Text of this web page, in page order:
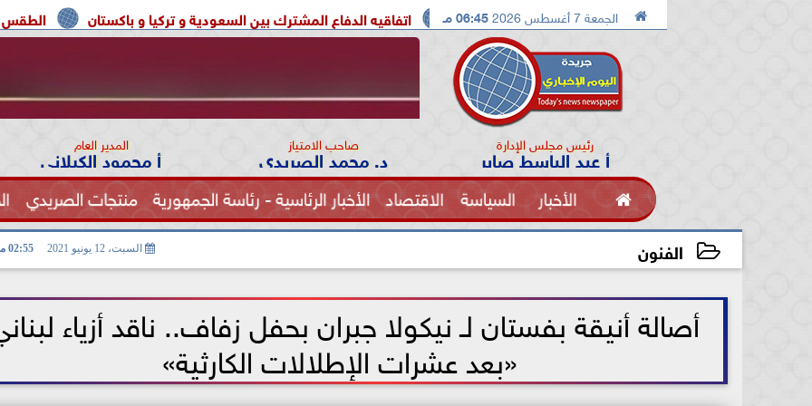
 الجمعة 7 أغسطس 2026 06:45 مـ الطقس اليوم شديد الحرارة اتفاقيه الدفاع المشترك بين السعودية و تركيا و باكستان بين ترامب ونائبه بسبب نقص الصواريخ
رئيس مجلس الإدارة
أ عبد الباسط صابر صاحب الامتياز
د. محمد الصريدي المدير العام
أ محمود الكيلاني
 الأخبار السياسة الاقتصاد الأخبار الرئاسية - رئاسة الجمهورية منتجات الصريدي
الفنون الصحة الفنون السبت، 12 يونيو 2021 02:55 مـ
أصالة أنيقة بفستان لـ نيكولا جبران بحفل زفاف.. ناقد أزياء
«بعد عشرات الإطلالات الكارثية»